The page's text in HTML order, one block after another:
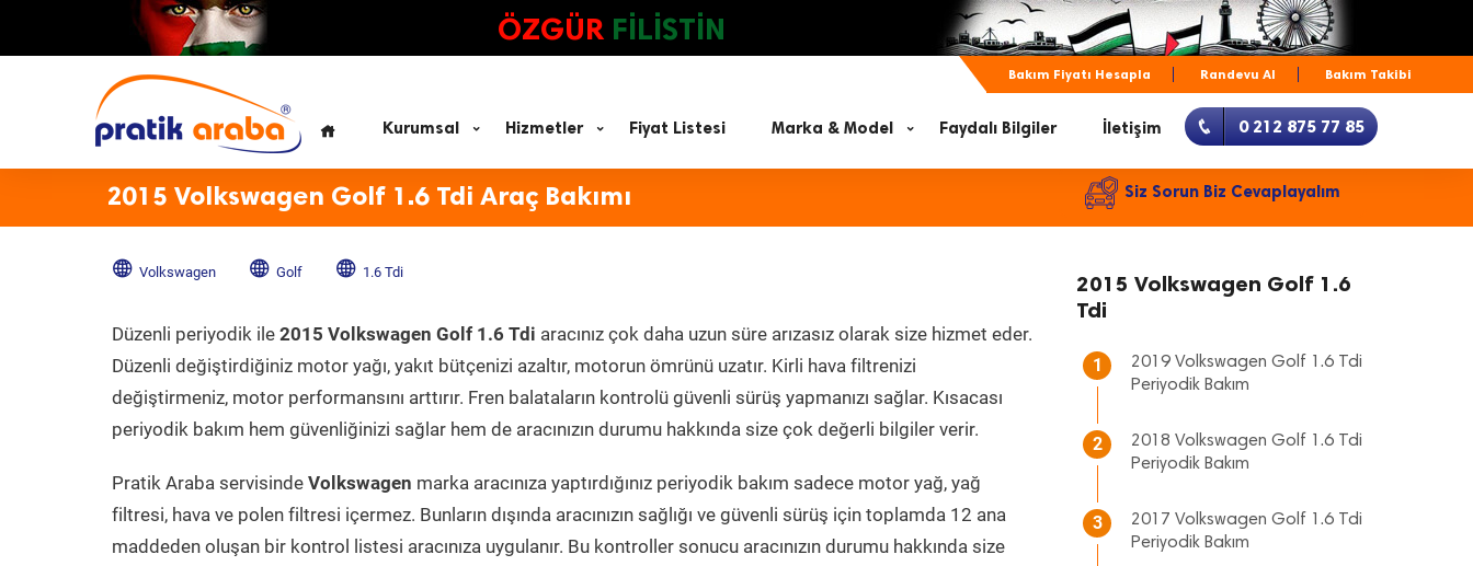
ÖZGÜR FİLİSTİN
Bakım Fiyatı Hesapla Randevu Al Bakım Takibi
Kurumsal Hizmetler Fiyat Listesi Marka & Model Faydalı Bilgiler İletişim 0 212 875 77 85
2015 Volkswagen Golf 1.6 Tdi Araç Bakımı Siz Sorun Biz Cevaplayalım
Volkswagen Golf 1.6 Tdi
Düzenli periyodik ile 2015 Volkswagen Golf 1.6 Tdi aracınız çok daha uzun süre arızasız olarak size hizmet eder.
Düzenli değiştirdiğiniz motor yağı, yakıt bütçenizi azaltır, motorun ömrünü uzatır. Kirli hava filtrenizi
değiştirmeniz, motor performansını arttırır. Fren balataların kontrolü güvenli sürüş yapmanızı sağlar. Kısacası
periyodik bakım hem güvenliğinizi sağlar hem de aracınızın durumu hakkında size çok değerli bilgiler verir.
Pratik Araba servisinde Volkswagen marka aracınıza yaptırdığınız periyodik bakım sadece motor yağ, yağ
filtresi, hava ve polen filtresi içermez. Bunların dışında aracınızın sağlığı ve güvenli sürüş için toplamda 12 ana
maddeden oluşan bir kontrol listesi aracınıza uygulanır. Bu kontroller sonucu aracınızın durumu hakkında size
2015 Volkswagen Golf 1.6
Tdi
1
2019 Volkswagen Golf 1.6 Tdi
Periyodik Bakım
2
2018 Volkswagen Golf 1.6 Tdi
Periyodik Bakım
3
2017 Volkswagen Golf 1.6 Tdi
Periyodik Bakım